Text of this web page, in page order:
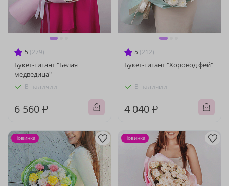
5 (279)
Букет-гигант "Белая
медведица"
В наличии
6 560 ₽
5 (212)
Букет-гигант "Хоровод фей"
В наличии
4 040 ₽
Новинка Новинка